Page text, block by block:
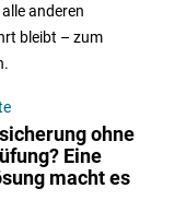
anderen
bleibt – zum
ohne
Eine
macht es